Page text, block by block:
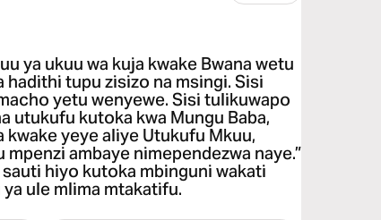
ya ukuu wa kuja kwake Bwana wetu
tupu zisizo na msingi. Sisi
yetu wenyewe. Sisi tulikuwapo
utukufu kutoka kwa Mungu Baba,
yeye aliye Utukufu Mkuu,
mpenzi ambaye nimependezwa naye.”
hiyo kutoka mbinguni wakati
ule mlima mtakatifu.